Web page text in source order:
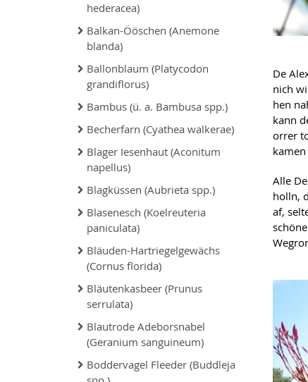
hederacea)
Balkan-Ööschen (Anemone
blanda)
Ballonblaum (Platycodon
grandiflorus)
Bambus (ü. a. Bambusa spp.)
Becherfarn (Cyathea walkerae)
Blager Iesenhaut (Aconitum
napellus)
Blagküssen (Aubrieta spp.)
Blasenesch (Koelreuteria
paniculata)
Bläuden-Hartriegelgewächs
(Cornus florida)
Bläutenkasbeer (Prunus
serrulata)
Blautrode Adeborsnabel
(Geranium sanguineum)
Boddervagel Fleeder (Buddleja
De
nich
hen
kann
orrer
Alle
holln,
af,